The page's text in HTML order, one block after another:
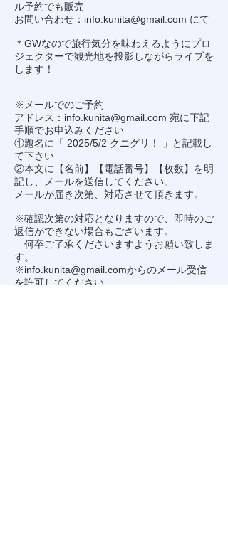
ル予約でも販売
お問い合わせ： info.kunita@gmail.com にて
＊GWなので旅行気分を味わえるようにプロ
ジェクターで観光地を投影しながらライブを
します！
※メールでのご予約
アドレス： info.kunita@gmail.com 宛に下記
手順でお申込みください
①題名に「 2025/5/2 クニグリ！ 」と記載し
て下さい
②本文に【名前】【電話番号】【枚数】を明
記し、メールを送信してください。
メールが届き次第、対応させて頂きます。
※確認次第の対応となりますので、即時のご
返信ができない場合もございます。
何卒ご了承くださいますようお願い致しま
す。
※info.kunita@gmail.comからのメール受信
を許可してください。